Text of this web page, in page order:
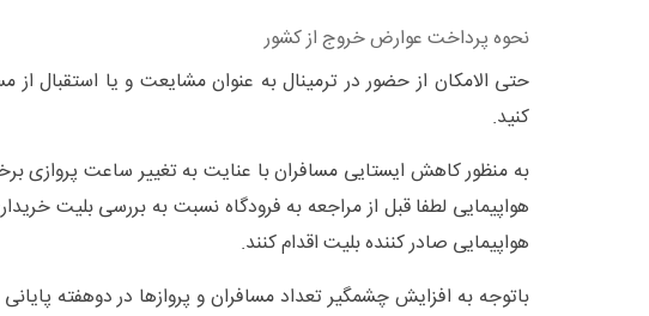
نحوه پرداخت عوارض خروج از کشور
حتی الامکان از حضور در ترمینال به عنوان مشایعت و یا استقبال از
کنید.
به منظور کاهش ایستایی مسافران با عنایت به تغییر ساعت پروازی
هواپیمایی لطفا قبل از مراجعه به فرودگاه نسبت به بررسی بلیت
هواپیمایی صادر کننده بلیت اقدام کنند.
باتوجه به افزایش چشمگیر تعداد مسافران و پروازها در دوهفته